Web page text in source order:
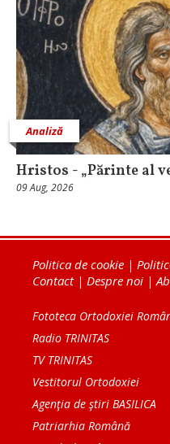
Analiză
Hristos - „Părinte al
09 Aug, 2026
Politica de cookie |
Contact| Despre noi |
Fototeca Ortodoxiei
Radio TRINITAS
TV TRINITAS
Vestitorul Ortodoxiei
Agenţia de ştiri BASILICA
Patriarhia Română